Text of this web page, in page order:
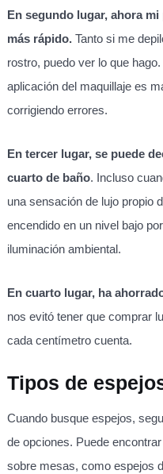
En segundo lugar, ahora
más rápido. Tanto si me
rostro, puedo ver lo que
aplicación del maquillaje es
corrigiendo errores.
En tercer lugar, se puede
cuarto de baño. Incluso
una sensación de lujo propio
encendido en un nivel bajo
iluminación ambiental.
En cuarto lugar, ha
nos evitó tener que comprar
cada centímetro cuenta.
Tipos de
Cuando busque espejos,
de opciones. Puede
sobre mesas, como espejos